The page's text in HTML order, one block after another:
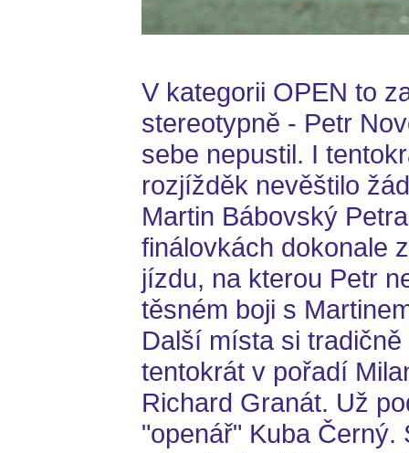
V kategorii OPEN to
stereotypně - Petr
sebe nepustil. I
rozjížděk nevěštilo
Martin Bábovský
finálovkách dokonale
jízdu, na kterou Petr
těsném boji s
Další místa si
tentokrát v pořadí
Richard Granát. Už
"openář" Kuba Černý.